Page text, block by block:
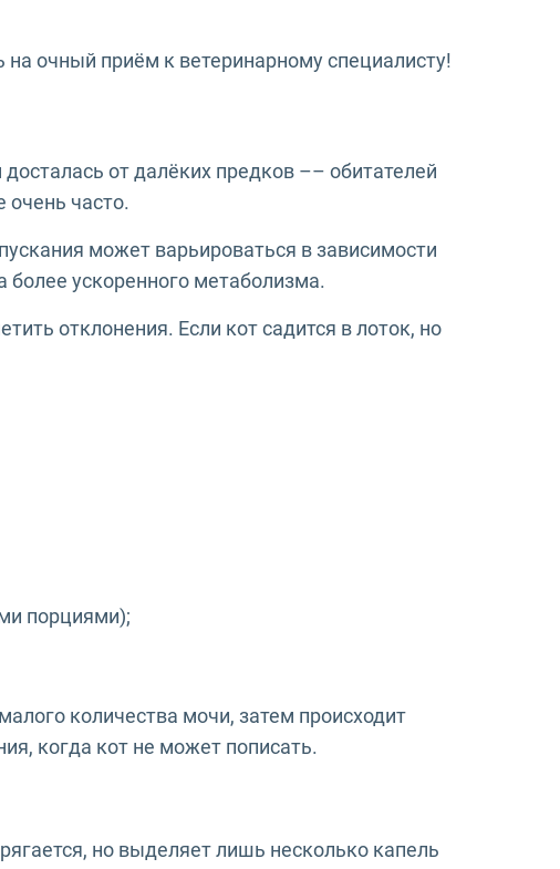
очный приём к ветеринарному специалисту!
от далёких предков –– обитателей
очень часто.
может варьироваться в зависимости
более ускоренного метаболизма.
отклонения. Если кот садится в лоток, но
порциями);
количества мочи, затем происходит
когда кот не может пописать.
но выделяет лишь несколько капель